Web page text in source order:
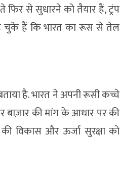
फिर से सुधारने को तैयार हैं, ट्रंप
चुके हैं कि भारत का रूस से तेल
है. भारत ने अपनी रूसी कच्चे
बाज़ार की मांग के आधार पर की
विकास और ऊर्जा सुरक्षा को